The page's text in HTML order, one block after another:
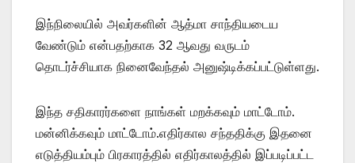
இந்நிலையில் அவர்களின் ஆத்மா சாந்தியடைய
வேண்டும் என்பதற்காக 32 ஆவது வருடம்
தொடர்ச்சியாக நினைவேந்தல் அனுஷ்டிக்கப்பட்டுள்ளது.
இந்த சதிகாரர்களை நாங்கள் மறக்கவும் மாட்டோம்.
மன்னிக்கவும் மாட்டோம்.எதிர்கால சந்ததிக்கு இதனை
எடுத்தியம்பும் பிரகாரத்தில் எதிர்காலத்தில் இப்படிப்பட்ட